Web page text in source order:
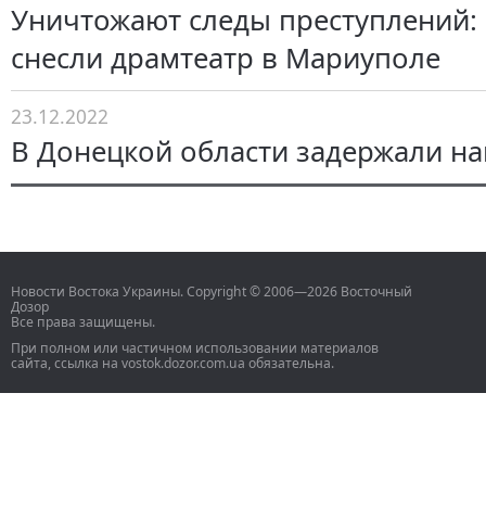
Уничтожают следы
снесли драмтеатр в Мариуполе
23.12.2022
В Донецкой области задержали
Новости Востока Украины. Copyright © 2006—2026 Восточный
Дозор
Все права защищены.
При полном или частичном использовании материалов
сайта, ссылка на vostok.dozor.com.ua обязательна.